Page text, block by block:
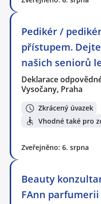
Pedikér /
přístupem.
našich seniorů
Deklarace
Vysočany, Praha
Zkrácený úvazek
Vhodné také pro
Zveřejněno: 6. srpna
Beauty
FAnn parfumerii